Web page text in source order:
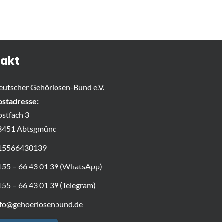
Gehörlosen-Bund e.V.
3
Abtsgmünd
– 66 43 01 39 (WhatsApp)
– 66 43 01 39 (Telegram)